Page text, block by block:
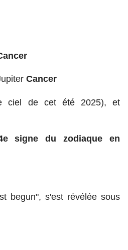
Cancer
ciel de cet été 2025), et
signe du zodiaque en
begun", s'est révélée sous